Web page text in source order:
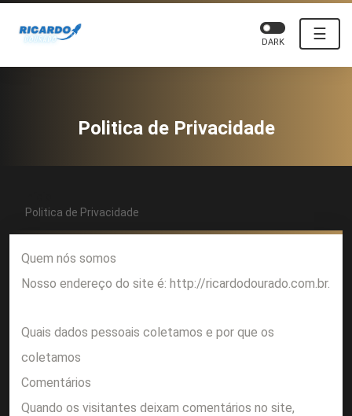
☰
DARK
Politica de Privacidade
Politica de Privacidade
Quem nós somos
Nosso endereço do site é: http://ricardodourado.com.br.
Quais dados pessoais coletamos e por que os
coletamos
Comentários
Quando os visitantes deixam comentários no site,